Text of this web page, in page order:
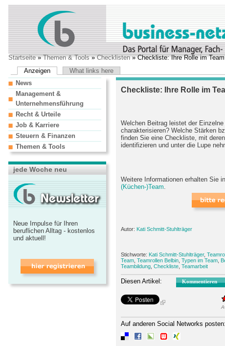
Startseite»Themen & Tools»Checklisten» Checkliste: Ihre Rolle im Team
Anzeigen
What links here
Checkliste: Ihre Rolle im
Welchen Beitrag leistet der
charakterisieren? Welche Stärken
finden Sie eine Checkliste, mit
identifizieren und unter die Lupe
Weitere Informationen erhalten Sie
(Küchen-)Team
Autor: Kati Schmitt-Stuhlträger
Stichworte: Kati Schmitt-Stuhlträger,
Team Teamrollen Belbin Typen im Team
Teambildung Checkliste Teamarbeit
Diesen Artikel: Kommentieren
Auf anderen Social Networks posten:
News
Management &
Unternehmensführung
Recht & Urteile
Job & Karriere
Steuern & Finanzen
Themen & Tools
jede Woche neu
Neue Impulse für Ihren
beruflichen Alltag - kostenlos
und aktuell!